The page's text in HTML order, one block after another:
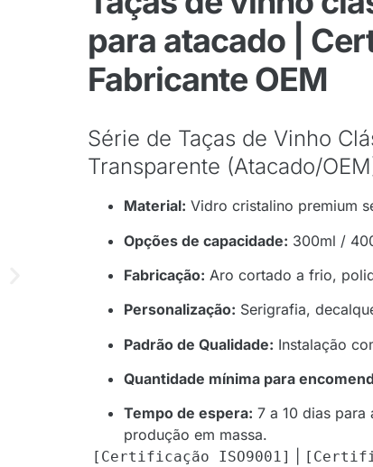
para atacado |
Fabricante OEM
Série de Taças de Vinho
Transparente (Atacado/
Material: Vidro cristalino premium
Opções de capacidade: 300ml /
Fabricação: Aro cortado a frio,
Personalização: Serigrafia,
Padrão de Qualidade: Instalação
Quantidade mínima para
Tempo de espera: 7 a 10 dias para
produção em massa.
[Certificação ISO9001]